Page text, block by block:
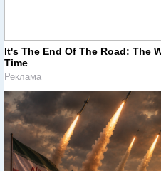
It's The End Of The Road: The
Time
Реклама